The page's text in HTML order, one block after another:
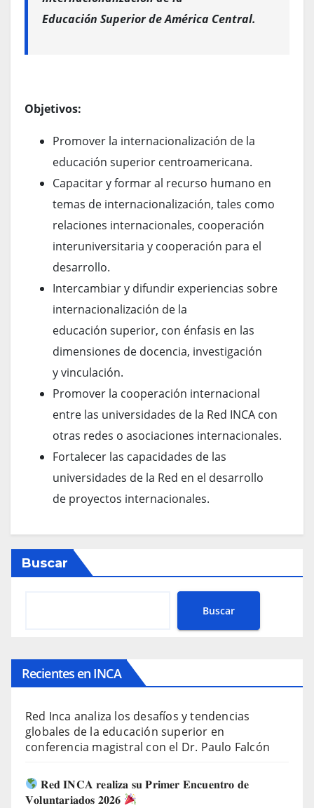
Educación Superior de América Central.
Objetivos:
Promover la internacionalización de la
educación superior centroamericana.
Capacitar y formar al recurso humano en
temas de internacionalización, tales como
relaciones internacionales, cooperación
interuniversitaria y cooperación para el
desarrollo.
Intercambiar y difundir experiencias sobre
internacionalización de la
educación superior, con énfasis en las
dimensiones de docencia, investigación
y vinculación.
Promover la cooperación internacional
entre las universidades de la Red INCA con
otras redes o asociaciones internacionales.
Fortalecer las capacidades de las
universidades de la Red en el desarrollo
de proyectos internacionales.
Buscar
Buscar
Recientes en INCA
Red Inca analiza los desafíos y tendencias
globales de la educación superior en
conferencia magistral con el Dr. Paulo Falcón
𝐑𝐞𝐝 𝐈𝐍𝐂𝐀 𝐫𝐞𝐚𝐥𝐢𝐳𝐚 𝐬𝐮 𝐏𝐫𝐢𝐦𝐞𝐫 𝐄𝐧𝐜𝐮𝐞𝐧𝐭𝐫𝐨 𝐝𝐞
𝐕𝐨𝐥𝐮𝐧𝐭𝐚𝐫𝐢𝐚𝐝𝐨𝐬 𝟐𝟎𝟐𝟔